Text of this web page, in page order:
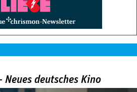
deutsches Kino